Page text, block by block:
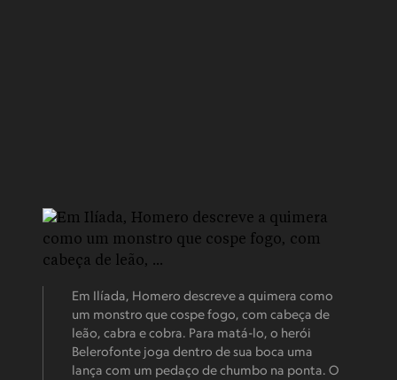
Em Ilíada, Homero descreve a quimera como
um monstro que cospe fogo, com cabeça de
leão, cabra e cobra. Para matá-lo, o herói
Belerofonte joga dentro de sua boca uma
lança com um pedaço de chumbo na ponta. O